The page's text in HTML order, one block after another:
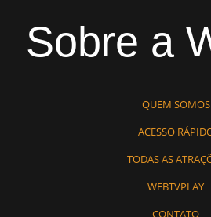
Sobre a
QUEM SOMOS
ACESSO
TODAS AS
WEBTVPLAY
CONTATO